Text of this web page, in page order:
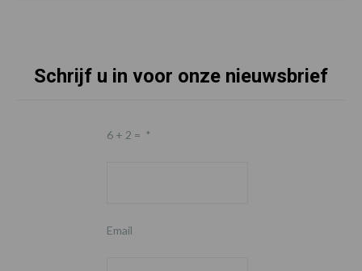
Schrijf u in voor onze nieuwsbrief
6 + 2 = *
Email